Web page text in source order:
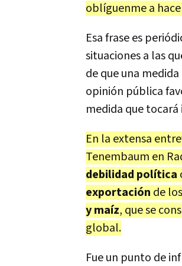
oblíguenme a
Esa frase es
situaciones a las
de que una
opinión pública
medida que
En la extensa
Tenembaum en
debilidad política
exportación de
y maíz, que se
global.
Fue un punto de